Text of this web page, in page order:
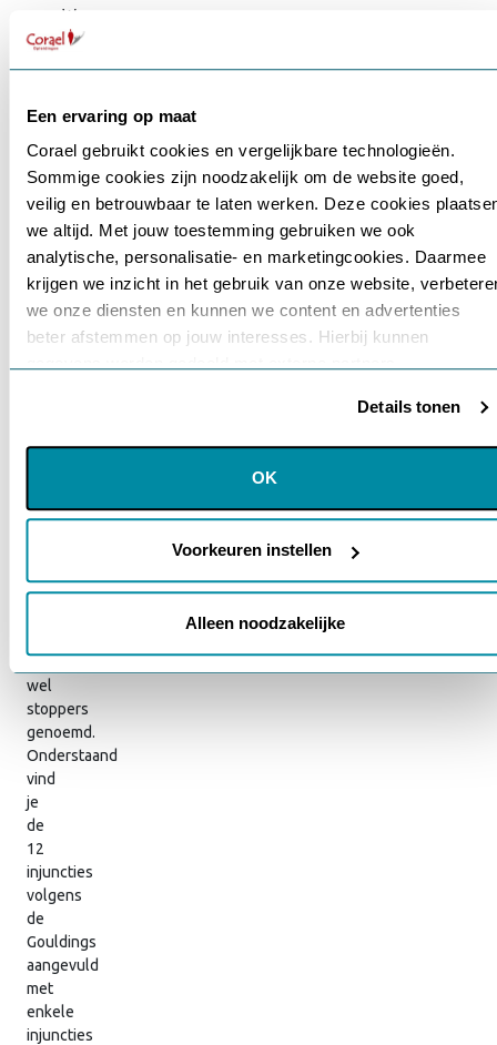
Een ervaring op maat
Corael gebruikt cookies en vergelijkbare technologieën.
Sommige cookies zijn noodzakelijk om de website goed,
veilig en betrouwbaar te laten werken. Deze cookies
we altijd. Met jouw toestemming gebruiken we ook
analytische, personalisatie- en marketingcookies. Daarmee
krijgen we inzicht in het gebruik van onze website,
we onze diensten en kunnen we content en advertenties
beter afstemmen op jouw interesses. Hierbij kunnen
Klik op ‘OK’ om alle cookies te accepteren. Kies ‘Alleen
noodzakelijk’ om alleen noodzakelijke cookies toe te staan.
Via ‘Voorkeuren instellen’ kun je per categorie kiezen welke
wijzigen via onze cookie-instellingen. Meer informatie vind je
cookiebeleid en onze privacyverklaring.
Details tonen
OK
Voorkeuren instellen
Alleen noodzakelijke
Wees
sterk
plezier
Doe
je
best
(DJB)
Maak
voort
of
Schiet
op
Toelichting
ook
wel
stoppers
genoemd.
Onderstaand
vind
je
de
12
injuncties
volgens
de
Gouldings
aangevuld
met
enkele
injuncties
Gebruikersnaam of e-mailadres *
Wachtwoord*
Login
Je wachtwoord vergeten?